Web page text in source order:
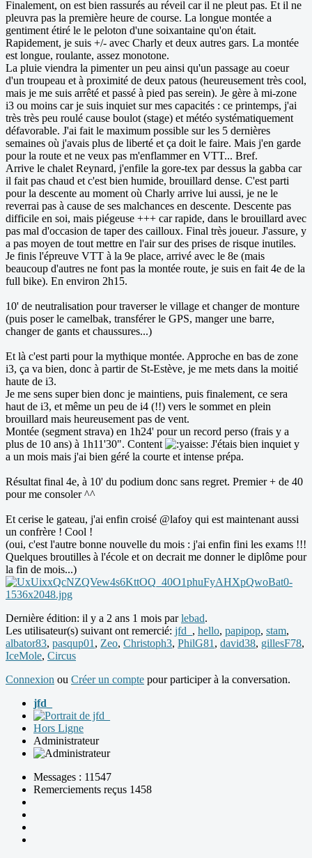
Finalement, on est bien rassurés au réveil car il ne pleut pas. Et il ne
pleuvra pas la première heure de course. La longue montée a
gentiment étiré le le peloton d'une soixantaine qu'on était.
Rapidement, je suis +/- avec Charly et deux autres gars. La montée
est longue, roulante, assez monotone.
La pluie viendra la pimenter un peu ainsi qu'un passage au coeur
d'un troupeau et à proximité de deux patous (heureusement très cool,
mais je me suis arrêté et passé à pied pas serein). Je gère à mi-zone
i3 ou moins car je suis inquiet sur mes capacités : ce printemps, j'ai
très très peu roulé cause boulot (stage) et météo systématiquement
défavorable. J'ai fait le maximum possible sur les 5 dernières
semaines où j'avais plus de liberté et ça doit le faire. Mais j'en garde
pour la route et ne veux pas m'enflammer en VTT... Bref.
Arrive le chalet Reynard, j'enfile la gore-tex par dessus la gabba car
il fait pas chaud et c'est bien humide, brouillard dense. C'est parti
pour la descente au moment où Charly arrive lui aussi, je ne le
reverrai pas à cause de ses malchances en descente. Descente pas
difficile en soi, mais piégeuse +++ car rapide, dans le brouillard avec
pas mal d'occasion de taper des cailloux. Final très joueur. J'assure, y
a pas moyen de tout mettre en l'air sur des prises de risque inutiles.
Je finis l'épreuve VTT à la 9e place, arrivé avec le 8e (mais
beaucoup d'autres ne font pas la montée route, je suis en fait 4e de la
full bike). En environ 2h15.
10' de neutralisation pour traverser le village et changer de monture
(puis poser le camelbak, transférer le GPS, manger une barre,
changer de gants et chaussures...)
Et là c'est parti pour la mythique montée. Approche en bas de zone
i3, ça va bien, donc à partir de St-Estève, je me mets dans la moitié
haute de i3.
Je me sens super bien donc je maintiens, puis finalement, ce sera
haut de i3, et même un peu de i4 (!!) vers le sommet en plein
brouillard mais heureusement pas de vent.
Montée (segment strava) en 1h24' pour un record perso (frais y a
plus de 10 ans) à 1h11'30". Content
J'étais bien inquiet y
a un mois mais j'ai bien géré la courte et intense prépa.
Résultat final 4e, à 10' du podium donc sans regret. Premier + de 40
pour me consoler ^^
Et cerise le gateau, j'ai enfin croisé @lafoy qui est maintenant aussi
un confrère ! Cool !
(oui, c'est l'autre bonne nouvelle du mois : j'ai enfin fini les exams !!!
Quelques broutilles à l'école et on decrait me donner le diplôme pour
la fin de mois...)
Dernière édition: il y a 2 ans 1 mois parlebad.
Les utilisateur(s) suivant ont remercié: jfd_ , hello, papipop, stam,
albator83, pasqup01 , Zeo, Christoph3, PhilG81 , david38, gillesF78,
IceMole, Circus
Connexion ou Créer un compte pour participer à la conversation.
jfd_
Hors Ligne
Administrateur
Messages : 11547
Remerciements reçus 1458